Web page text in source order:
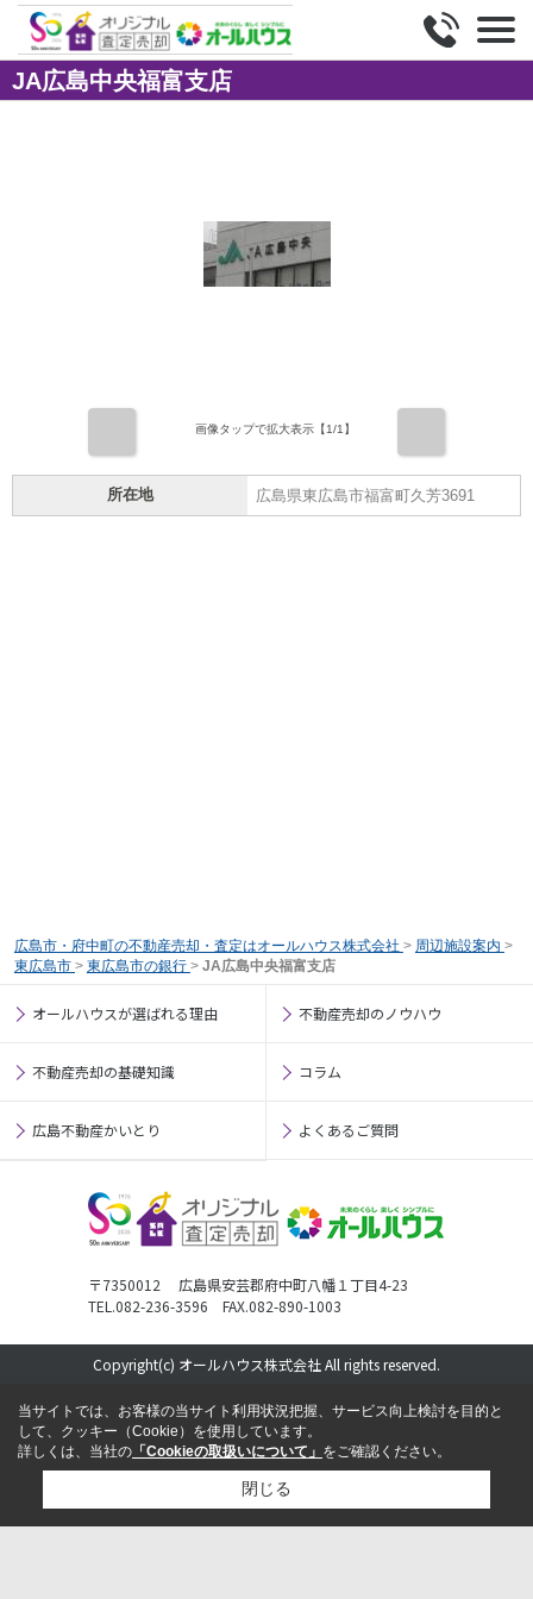
JA広島中央福富支店
画像タップで拡大表示【1/1】
所在地 広島県東広島市福富町久芳3691
広島市・府中町の不動産売却・査定はオールハウス株式会社 > 周辺施設案内 >
東広島市 > 東広島市の銀行 > JA広島中央福富支店
オールハウスが選ばれる理由 不動産売却のノウハウ
不動産売却の基礎知識 コラム
広島不動産かいとり よくあるご質問
〒7350012 広島県安芸郡府中町八幡１丁目4-23
TEL.082-236-3596 FAX.082-890-1003
Copyright(c) オールハウス株式会社 All rights reserved.
当サイトでは、お客様の当サイト利用状況把握、サービス向上検討を目的と
して、クッキー（Cookie）を使用しています。
詳しくは、当社の 「Cookieの取扱いについて」 をご確認ください。
閉じる